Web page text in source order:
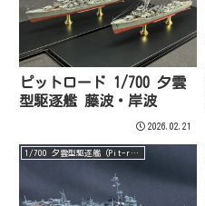
ピットロード 1/700 夕雲
型駆逐艦 藤波・岸波
2026.02.21
1/700 夕雲型駆逐艦（Pit-road）